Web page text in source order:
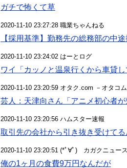
ガチで怖くて草
2020-11-10 23:27:28 職業ちゃんねる
【採用基準】勤務先の総務部の中
2020-11-10 23:24:02 はーとログ
ワイ「カッノと温泉行くから車貸し
2020-11-10 23:20:59 オタク.com －オタコム
芸人：天津向さん「アニメ初心者
2020-11-10 23:20:56 ハムスター速報
取引先の会社から引き抜き受けて
2020-11-10 23:20:51 (*ﾟ∀ﾟ)ゞカガクニュー
俺の1ヶ月の食費9万円なんだが